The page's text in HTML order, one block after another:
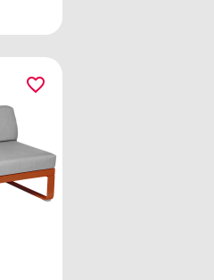
favorite_border